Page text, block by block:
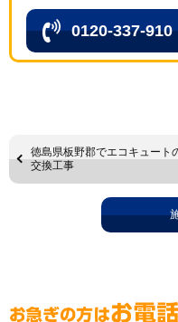
0120-337-910
徳島県板野郡でエコキュート
交換工事